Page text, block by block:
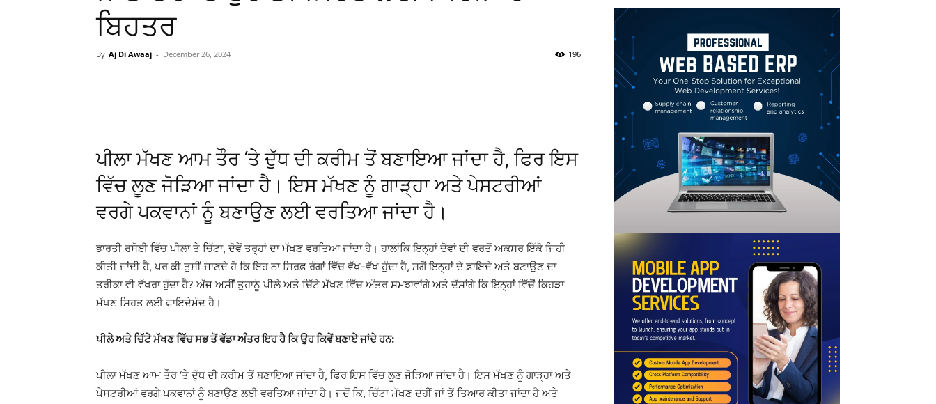
ਬਿਹਤਰ
By Aj Di Awaaj - December 26, 2024 196
Linkedin Email
ਪੀਲਾ ਮੱਖਣ ਆਮ ਤੌਰ ‘ਤੇ ਦੁੱਧ ਦੀ ਕਰੀਮ ਤੋਂ ਬਣਾਇਆ ਜਾਂਦਾ ਹੈ, ਫਿਰ ਇਸ
ਵਿੱਚ ਲੂਣ ਜੋੜਿਆ ਜਾਂਦਾ ਹੈ। ਇਸ ਮੱਖਣ ਨੂੰ ਗਾੜ੍ਹਾ ਅਤੇ ਪੇਸਟਰੀਆਂ
ਵਰਗੇ ਪਕਵਾਨਾਂ ਨੂੰ ਬਣਾਉਣ ਲਈ ਵਰਤਿਆ ਜਾਂਦਾ ਹੈ।
ਭਾਰਤੀ ਰਸੋਈ ਵਿੱਚ ਪੀਲਾ ਤੇ ਚਿੱਟਾ, ਦੋਵੇਂ ਤਰ੍ਹਾਂ ਦਾ ਮੱਖਣ ਵਰਤਿਆ ਜਾਂਦਾ ਹੈ। ਹਾਲਾਂਕਿ ਇਨ੍ਹਾਂ ਦੋਵਾਂ ਦੀ ਵਰਤੋਂ ਅਕਸਰ ਇੱਕੋ ਜਿਹੀ
ਕੀਤੀ ਜਾਂਦੀ ਹੈ, ਪਰ ਕੀ ਤੁਸੀਂ ਜਾਣਦੇ ਹੋ ਕਿ ਇਹ ਨਾ ਸਿਰਫ਼ ਰੰਗਾਂ ਵਿੱਚ ਵੱਖ-ਵੱਖ ਹੁੰਦਾ ਹੈ, ਸਗੋਂ ਇਨ੍ਹਾਂ ਦੇ ਫ਼ਾਇਦੇ ਅਤੇ ਬਣਾਉਣ ਦਾ
ਤਰੀਕਾ ਵੀ ਵੱਖਰਾ ਹੁੰਦਾਹੈ? ਅੱਜ ਅਸੀਂ ਤੁਹਾਨੂੰ ਪੀਲੇ ਅਤੇ ਚਿੱਟੇ ਮੱਖਣ ਵਿੱਚ ਅੰਤਰ ਸਮਝਾਵਾਂਗੇ ਅਤੇ ਦੱਸਾਂਗੇ ਕਿ ਇਨ੍ਹਾਂ ਵਿੱਚੋਂ ਕਿਹੜਾ
ਮੱਖਣ ਸਿਹਤ ਲਈਫ਼ਾਇਦੇਮੰਦ ਹੈ।
ਪੀਲੇ ਅਤੇ ਚਿੱਟੇ ਮੱਖਣ ਵਿੱਚ ਸਭ ਤੋਂ ਵੱਡਾ ਅੰਤਰ ਇਹ ਹੈ ਕਿ ਉਹ ਕਿਵੇਂ ਬਣਾਏ ਜਾਂਦੇ ਹਨ:
ਪੀਲਾ ਮੱਖਣ ਆਮ ਤੌਰ ‘ਤੇ ਦੁੱਧ ਦੀ ਕਰੀਮ ਤੋਂ ਬਣਾਇਆ ਜਾਂਦਾ ਹੈ, ਫਿਰ ਇਸ ਵਿੱਚ ਲੂਣ ਜੋੜਿਆ ਜਾਂਦਾ ਹੈ। ਇਸ ਮੱਖਣ ਨੂੰ ਗਾੜ੍ਹਾ ਅਤੇ
ਪੇਸਟਰੀਆਂ ਵਰਗੇ ਪਕਵਾਨਾਂ ਨੂੰ ਬਣਾਉਣ ਲਈ ਵਰਤਿਆ ਜਾਂਦਾ ਹੈ। ਜਦੋਂ ਕਿ, ਚਿੱਟਾ ਮੱਖਣ ਦਹੀਂ ਜਾਂ ਤੋਂ ਤਿਆਰ ਕੀਤਾ ਜਾਂਦਾ ਹੈ ਅਤੇ